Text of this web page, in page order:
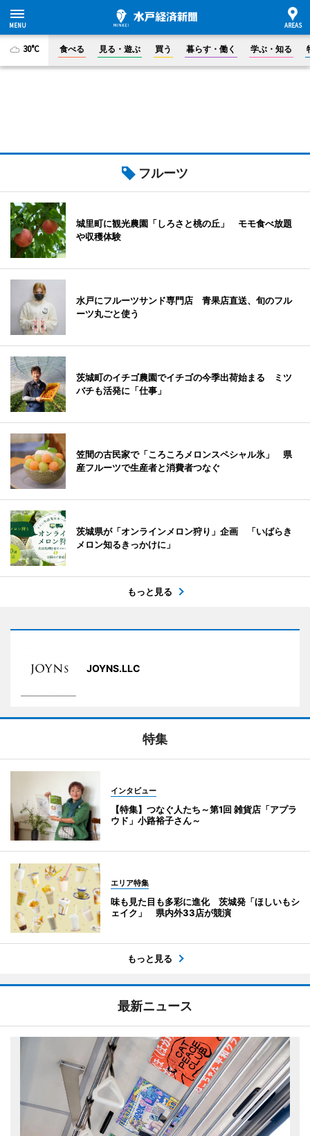
30°C 食べる 見る・遊ぶ 買う 暮らす・働く 学ぶ・知る
フルーツ
城里町に観光農園「しろさと桃の丘」 モモ食べ放題
や収穫体験
水戸にフルーツサンド専門店 青果店直送、旬のフル
ーツ丸ごと使う
茨城町のイチゴ農園でイチゴの今季出荷始まる ミツ
バチも活発に「仕事」
笠間の古民家で「ころころメロンスペシャル氷」 県
産フルーツで生産者と消費者つなぐ
茨城県が「オンラインメロン狩り」企画 「いばらき
メロン知るきっかけに」
もっと見る
JOYNS.LLC
特集
インタビュー
【特集】つなぐ人たち～第1回 雑貨店「アプラ
ウド」小路裕子さん～
エリア特集
味も見た目も多彩に進化 茨城発「ほしいもシ
ェイク」 県内外33店が競演
もっと見る
最新ニュース